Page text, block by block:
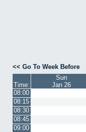
<< Go To Week Before
Time:
Sun
Jan 26
08:00
08:15
08:30
08:45
09:00